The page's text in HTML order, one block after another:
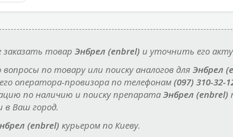
товар Энбрел (enbrel) и уточнить его
вопросы по товару или поиску аналогов для Энбрел
оператора-провизора по телефонам (097) 310-32-
по наличию и поиску препаратаЭнбрел (enbrel)
в Ваш город.
(enbrel) курьером по Киеву.